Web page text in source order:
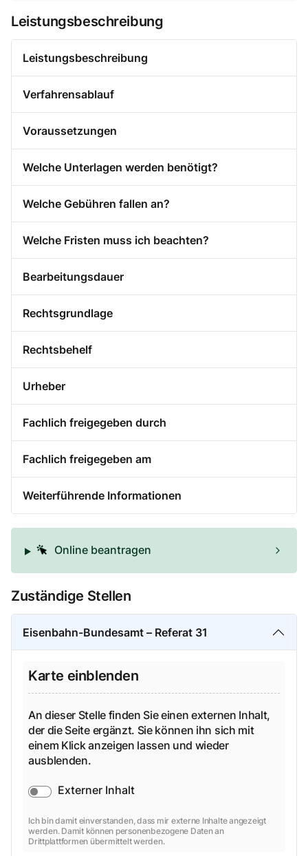
Leistungsbeschreibung
Leistungsbeschreibung
Verfahrensablauf
Voraussetzungen
Welche Unterlagen werden benötigt?
Welche Gebühren fallen an?
Welche Fristen muss ich beachten?
Bearbeitungsdauer
Rechtsgrundlage
Rechtsbehelf
Urheber
Fachlich freigegeben durch
Fachlich freigegeben am
Weiterführende Informationen
Online beantragen
Zuständige Stellen
Eisenbahn-Bundesamt – Referat 31
Karte einblenden
An dieser Stelle finden Sie einen externen Inhalt,
der die Seite ergänzt. Sie können ihn sich mit
einem Klick anzeigen lassen und wieder
ausblenden.
Externer Inhalt
Ich bin damit einverstanden, dass mir externe Inhalte angezeigt
werden. Damit können personenbezogene Daten an
Drittplattformen übermittelt werden.